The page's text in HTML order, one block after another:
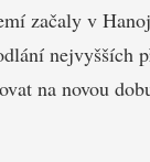
začaly v
nejvyšších
na novou